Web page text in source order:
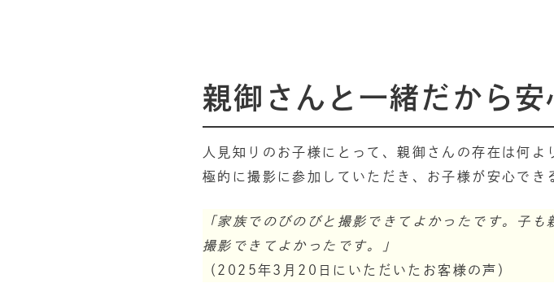
親御さんと一緒だから
人見知りのお子様にとって、親御さんの存在は何
極的に撮影に参加していただき、お子様が安心でき
「家族でのびのびと撮影できてよかったです。子
撮影できてよかったです。」
（2025年3月20日にいただいたお客様の声）